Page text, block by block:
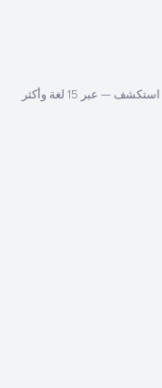
كل رمز تعبيري، كل معنى، كل لغة. انسخ، الصق، استكشف — عبر 15 لغة وأكثر